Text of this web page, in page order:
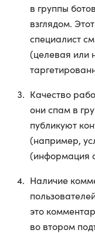
в группы
взглядом.
специалист
(целевая или
Качество
они спам в
публикуют
(например,
(информация
Наличие
это
во втором